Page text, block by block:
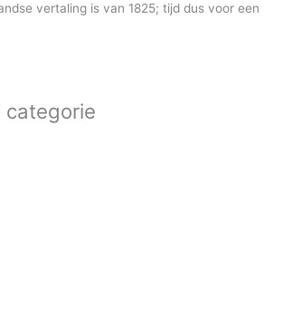
vertaling is van 1825; tijd dus voor een
categorie